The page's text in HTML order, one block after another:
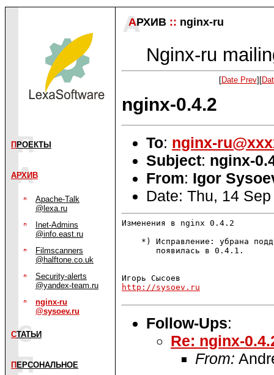
П РОЕКТЫ
АРХИВ
Apache-Talk
@lexa.ru
Inet-Admins
@info.east.ru
Filmscanners
@halftone.co.uk
Security-alerts
@yandex-team.ru
nginx-ru
@sysoev.ru
СТАТЬИ
П ЕРСОНАЛЬНОЕ
АРХИВ :: nginx-ru
Nginx-ru
[Date Prev][
nginx-0.4.2
To: nginx-
Subject: nginx-
From: Igor
Date: Thu, 14
Изменения в nginx 0.4.2
*) Исправление: убрана
       появилась в 0.4.1.
http://sysoev.ru
Follow-Ups:
Re: nginx-
From: